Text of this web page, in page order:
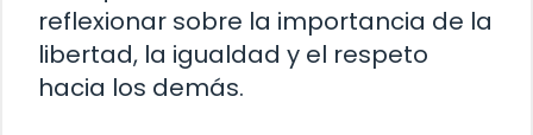
reflexionar sobre la importancia de la
libertad, la igualdad y el respeto
hacia los demás.